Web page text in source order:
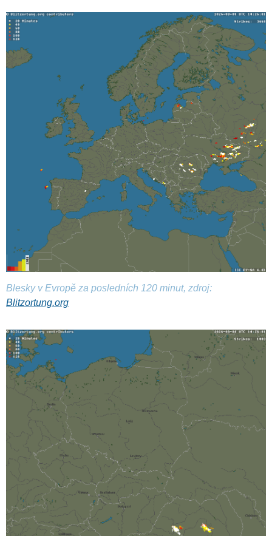
Blesky v Evropě za posledních 120 minut, zdroj:
Blitzortung.org